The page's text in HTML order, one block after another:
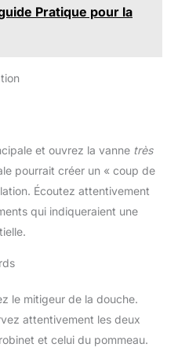
protéger votre peau et vos
remplacer le filtre chaque mois
Remplacez-le en fonction
l'efficacité de la filtration.
douche domestiques sans
immédiatement de votre
Pratique pour la
et ouvrez la vanne très
pourrait créer un « coup de
Écoutez attentivement
qui indiqueraient une
le mitigeur de la douche.
attentivement les deux
et celui du pommeau.